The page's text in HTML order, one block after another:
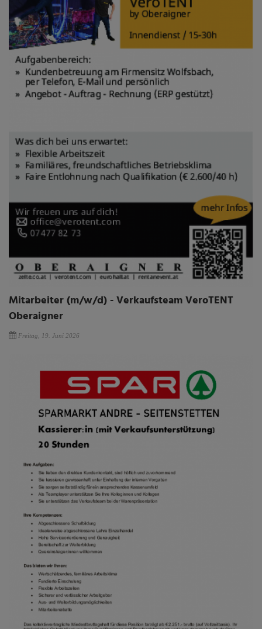
Mitarbeiter (m/w/d) - Verkaufsteam VeroTENT
Oberaigner
Freitag, 19. Juni 2026